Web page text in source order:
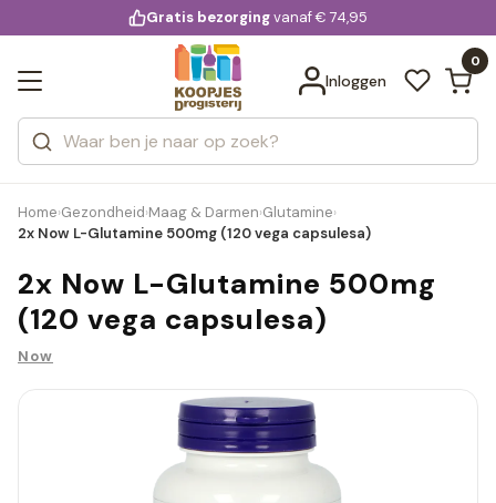
voor 20:00 uur besteld
Gratis bezorgingvanaf € 74,95
Inloggen
0
Zoeken
Categorieën
Merken
Bekijk alle resultaten
Home›Gezondheid›Maag & Darmen›Glutamine›
2x Now L-Glutamine 500mg (120 vega capsulesa)
2x Now L-Glutamine 500mg
(120 vega capsulesa)
Now